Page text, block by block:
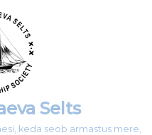
Selts
keda seob armastus mere,